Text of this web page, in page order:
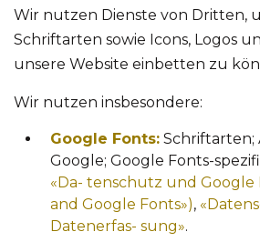
Wir nutzen Dienste von Dritten,
Schriftarten sowie Icons, Logos
unsere Website einbetten zu
Wir nutzen insbesondere:
Google Fonts: Schriftarten;
Google; Google Fonts-
«Da- tenschutz und Google
and Google Fonts»),
Datenerfas- sung».